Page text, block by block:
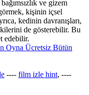
ve gizem
kişinin içsel
kedinin davranışları,
de gösterebilir. Bu
edebilir.
Oyna Ücretsiz Bütün
---- film izle hint, ----